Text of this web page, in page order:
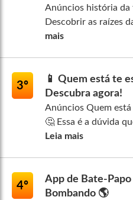
Anúncios história da
Descobrir as raízes
mais
3º
📱 Quem está te
Descubra agora!
Anúncios Quem
🤔 Essa é a dúvida
Leia mais
4º
App de Bate-
Bombando 🌎